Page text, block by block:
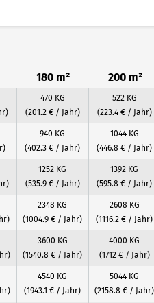
180 m² 200 m²
470 KG
(201.2 € / Jahr)
522 KG
(223.4 € / Jahr)
940 KG
(402.3 € / Jahr)
1044 KG
(446.8 € / Jahr)
1252 KG
(535.9 € / Jahr)
1392 KG
(595.8 € / Jahr)
2348 KG
(1004.9 € / Jahr)
2608 KG
(1116.2 € / Jahr)
3600 KG
(1540.8 € / Jahr)
4000 KG
(1712 € / Jahr)
4540 KG
(1943.1 € / Jahr)
5044 KG
(2158.8 € / Jahr)